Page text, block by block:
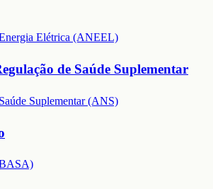
Elétrica (ANEEL)
de Saúde Suplementar
Suplementar (ANS)